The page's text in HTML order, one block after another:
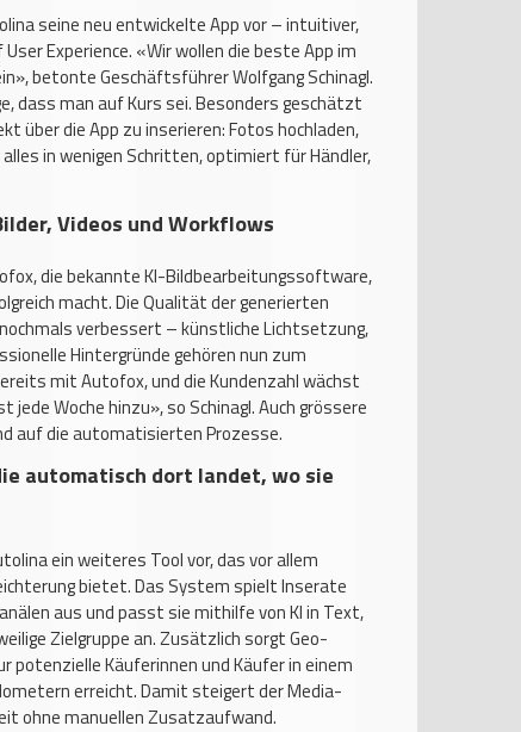
seine neu entwickelte App vor – intuitiver,
Experience. «Wir wollen die beste App im
betonte Geschäftsführer Wolfgang Schinagl.
dass man auf Kurs sei. Besonders geschätzt
über die App zu inserieren: Fotos hochladen,
in wenigen Schritten, optimiert für Händler,
Videos und Workflows
die bekannte KI-Bildbearbeitungssoftware,
macht. Die Qualität der generierten
verbessert – künstliche Lichtsetzung,
Hintergründe gehören nun zum
mit Autofox, und die Kundenzahl wächst
Woche hinzu», so Schinagl. Auch grössere
auf die automatisierten Prozesse.
automatisch dort landet, wo sie
ein weiteres Tool vor, das vor allem
bietet. Das System spielt Inserate
aus und passt sie mithilfe von KI in Text,
Zielgruppe an. Zusätzlich sorgt Geo-
potenzielle Käuferinnen und Käufer in einem
erreicht. Damit steigert der Media-
ohne manuellen Zusatzaufwand.